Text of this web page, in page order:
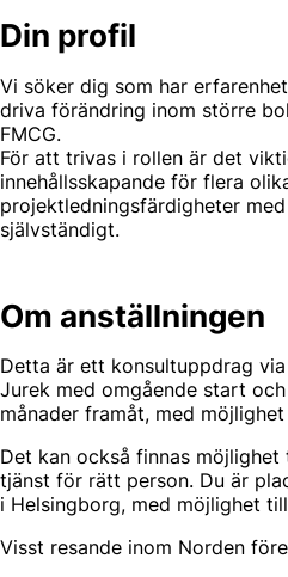
Din profil
Vi söker dig som har
driva förändring inom större
FMCG.
För att trivas i rollen är det
innehållsskapande för flera
projektledningsfärdigheter
självständigt.
Om anställningen
Detta är ett konsultuppdrag
Jurek med omgående start
månader framåt, med
Det kan också finnas
tjänst för rätt person. Du är
i Helsingborg, med möjlighet
Visst resande inom Norden